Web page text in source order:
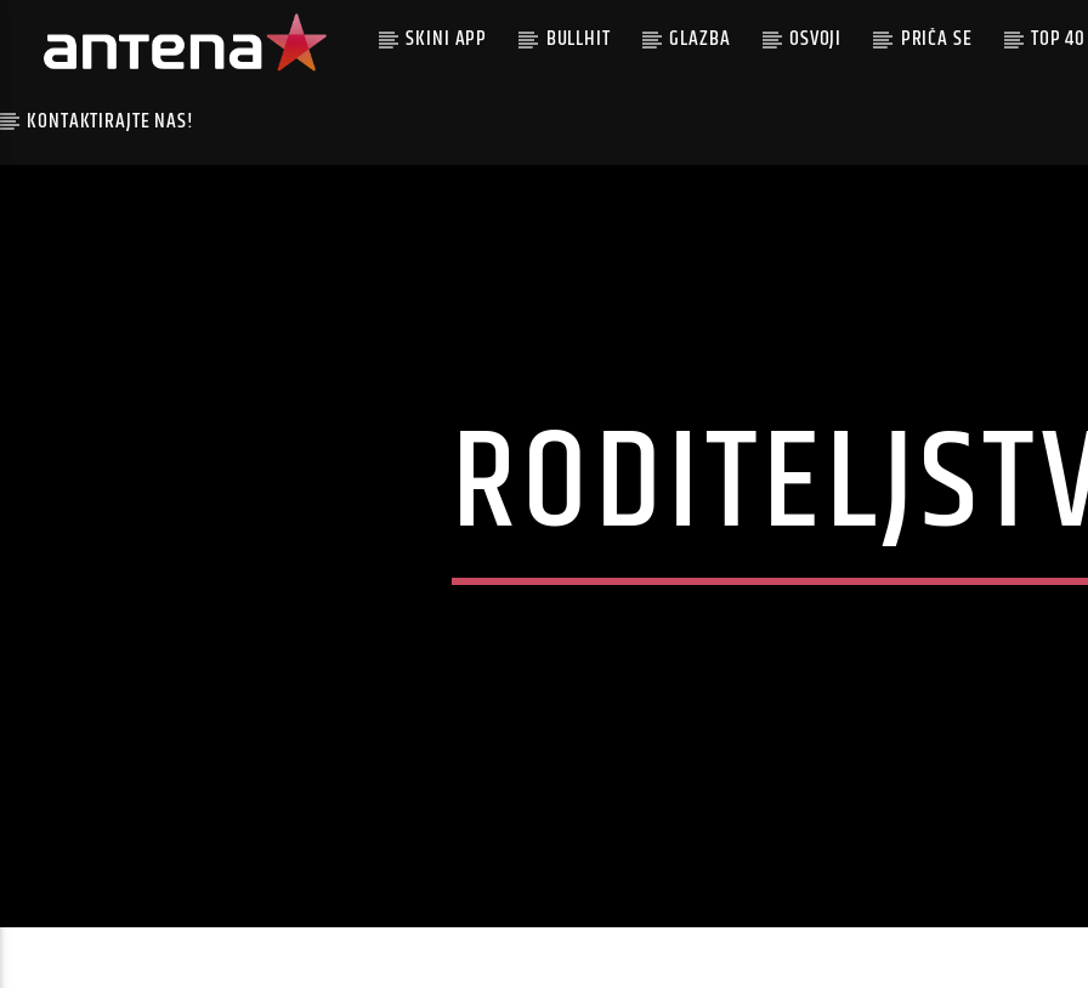
SKINI APP BULLHIT GLAZBA OSVOJI PRIČA SE TOP 40
KONTAKTIRAJTE NAS!